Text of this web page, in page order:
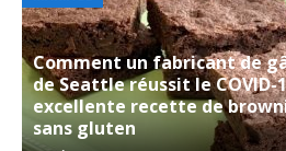
Comment un fabricant de
de Seattle réussit le COVID-
excellente recette de
sans gluten